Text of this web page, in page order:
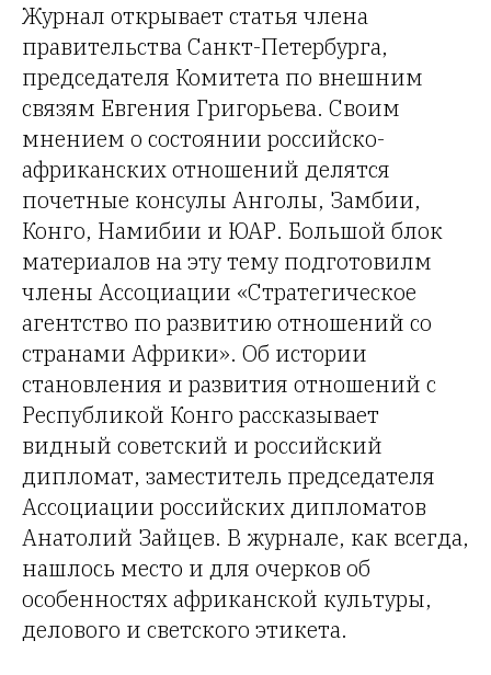
Журнал открывает статья члена
правительства Санкт-Петербурга,
председателя Комитета по внешним
связям Евгения Григорьева. Своим
мнением о состоянии российско-
африканских отношений делятся
почетные консулы Анголы, Замбии,
Конго, Намибии и ЮАР. Большой блок
материалов на эту тему подготовилм
члены Ассоциации «Стратегическое
агентство по развитию отношений со
странами Африки». Об истории
становления и развития отношений с
Республикой Конго рассказывает
видный советский и российский
дипломат, заместитель председателя
Ассоциации российских дипломатов
Анатолий Зайцев. В журнале, как всегда,
нашлось место и для очерков об
особенностях африканской культуры,
делового и светского этикета.